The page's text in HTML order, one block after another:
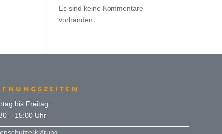
Es sind keine Kommentare
vorhanden.
bis Freitag:
– 15:00 Uhr